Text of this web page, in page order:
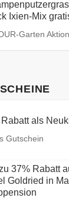
Ixien-Mix
Garten Aktion
als
Gutschein
37% Rabatt
Goldried in